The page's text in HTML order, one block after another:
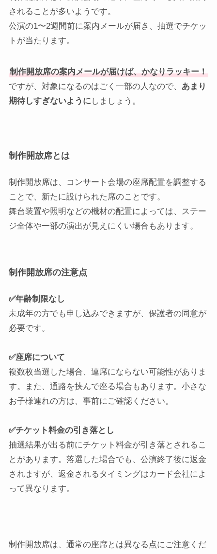
されることが多いようです。
公演の1〜2週間前に案内メールが届き、抽選でチケッ
トが当たります。
制作開放席の案内メールが届けば、かなりラッキー！
ですが、対象になるのはごく一部の人なので、 あまり
期待しすぎないように しましょう。
制作開放席とは
制作開放席は、コンサート会場の座席配置を調整する
ことで、新たに設けられた席のことです。
舞台装置や照明などの機材の配置によっては、ステー
ジ全体や一部の演出が見えにくい場合もあります。
制作開放席の注意点
✅年齢制限なし
未成年の方でも申し込みできますが、保護者の同意が
必要です。
✅座席について
複数枚当選した場合、連席にならない可能性がありま
す。また、通路を挟んで座る場合もあります。小さな
お子様連れの方は、事前にご確認ください。
✅チケット料金の引き落とし
抽選結果が出る前にチケット料金が引き落とされるこ
とがあります。落選した場合でも、公演終了後に返金
されますが、返金されるタイミングはカード会社によ
って異なります。
制作開放席は、通常の座席とは異なる点にご注意くだ